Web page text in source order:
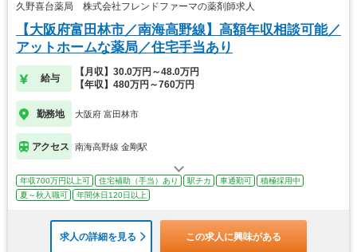
久野喜台薬局 株式会社フレンドファーマの薬剤師求人
【大阪府富田林市／南海高野線】高額年収相談可能／
アットホームな薬局／住宅手当あり
給与
【月収】30.0万円～48.0万円
【年収】480万円～760万円
勤務地 大阪府 富田林市
アクセス 南海高野線 金剛駅
年収700万円以上可 住宅補助（手当）あり 駅チカ 車通勤可
積極採用中
夏～秋入職可
年間休日120日以上
求人の詳細を見る この求人に興味がある